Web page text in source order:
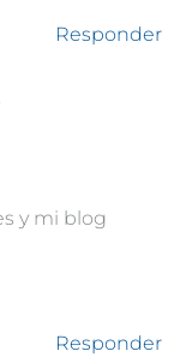
Responder
y mi blog
Responder